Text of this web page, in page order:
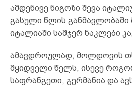
ამდენივე ნიგოზი შევა
გასული წლის
იტალიაში სამჯერ ნაკლები
ამავდროულად, მოლდოვის
მყიდველი წელს, ისევე
საფრანგეთი, გერმანია და